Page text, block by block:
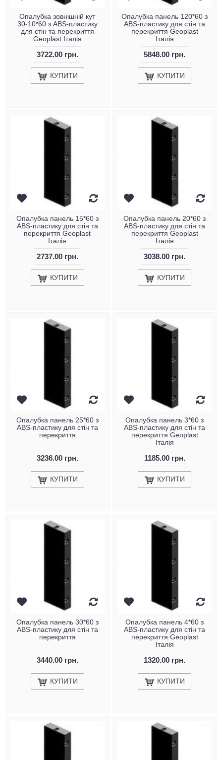
Опалубка зовнішній кут
30-10*60 з ABS-пластику
для стін та перекриття
Geoplast Італія
3722.00 грн.
КУПИТИ
Опалубка панель 120*60 з
ABS-пластику для стін та
перекриття Geoplast
Італія
5848.00 грн.
КУПИТИ
Опалубка панель 15*60 з
ABS-пластику для стін та
перекриття Geoplast
Італія
2737.00 грн.
КУПИТИ
Опалубка панель 20*60 з
ABS-пластику для стін та
перекриття Geoplast
Італія
3038.00 грн.
КУПИТИ
Опалубка панель 25*60 з
ABS-пластику для стін та
перекриття
3236.00 грн.
КУПИТИ
Опалубка панель 3*60 з
ABS-пластику для стін та
перекриття Geoplast
Італія
1185.00 грн.
КУПИТИ
Опалубка панель 30*60 з
ABS-пластику для стін та
перекриття
3440.00 грн.
КУПИТИ
Опалубка панель 4*60 з
ABS-пластику для стін та
перекриття Geoplast
Італія
1320.00 грн.
КУПИТИ